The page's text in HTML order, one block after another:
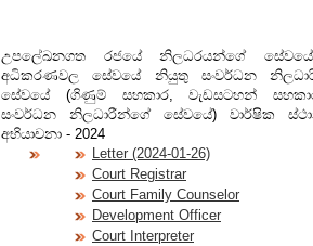
උපලේඛනගත රජයේ නිලධරයන්ගේ
අධිකරණවල සේවයේ නියුතු සංවර්ධන
සේවයේ (ගිණුම් සහකාර, වැඩසටහන්
සංවර්ධන නිලධාරීන්ගේ සේවයේ) වාර්ෂික
අභියාචනා - 2024
Letter (2024-01-26)
Court Registrar
Court Family Counselor
Development Officer
Court Interpreter